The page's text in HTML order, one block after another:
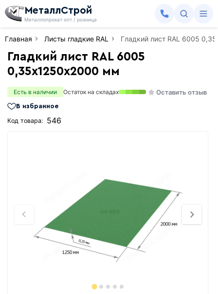
МеталлСтрой
Металлопрокат опт / розница
Главная Листы гладкие RAL Гладкий лист RAL 6005
Гладкий лист RAL 6005
0,35х1250х2000 мм
Есть в наличии Остаток на складах Оставить отзыв
В избранное
Код товара: 546